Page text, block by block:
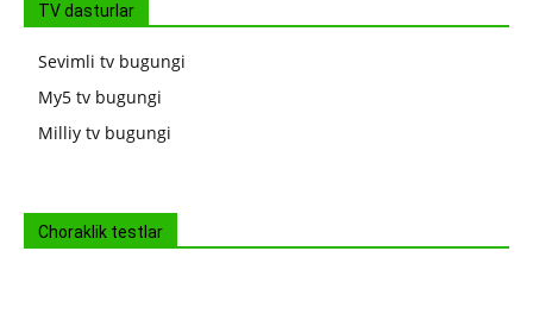
TV dasturlar
Sevimli tv bugungi
My5 tv bugungi
Milliy tv bugungi
Choraklik testlar